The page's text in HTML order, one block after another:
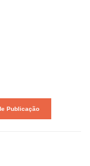
Publicação